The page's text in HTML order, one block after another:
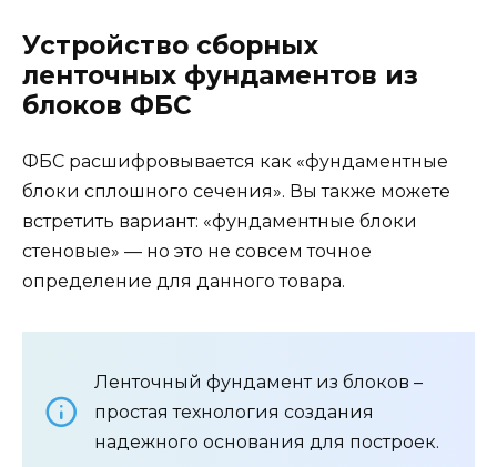
Устройство сборных
ленточных фундаментов из
блоков ФБС
ФБС расшифровывается как «фундаментные
блоки сплошного сечения». Вы также можете
встретить вариант: «фундаментные блоки
стеновые» — но это не совсем точное
определение для данного товара.
Ленточный фундамент из блоков –
простая технология создания
надежного основания для построек.